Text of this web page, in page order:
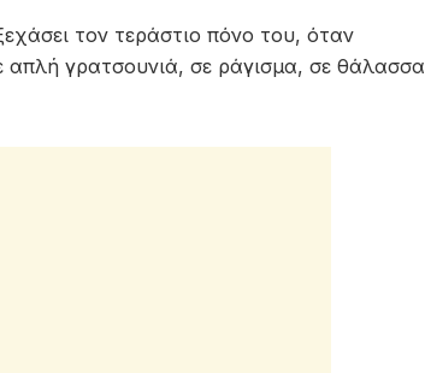
τον τεράστιο πόνο του, όταν
απλή γρατσουνιά, σε ράγισμα, σε θάλασσα